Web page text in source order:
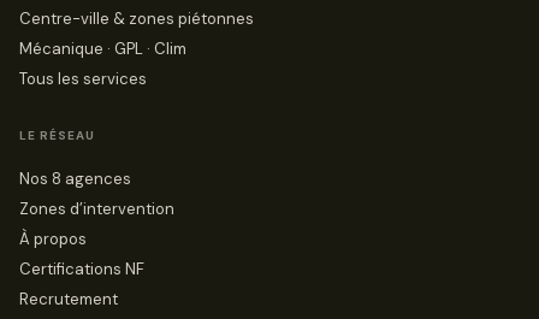
Centre-ville & zones piétonnes
Mécanique · GPL · Clim
Tous les services
LE RÉSEAU
Nos 8 agences
Zones d’intervention
À propos
Certifications NF
Recrutement